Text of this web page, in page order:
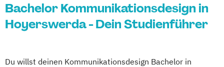
Bachelor Kommunikationsdesign in
Hoyerswerda - Dein Studienführer
Du willst deinen Kommunikationsdesign Bachelor in